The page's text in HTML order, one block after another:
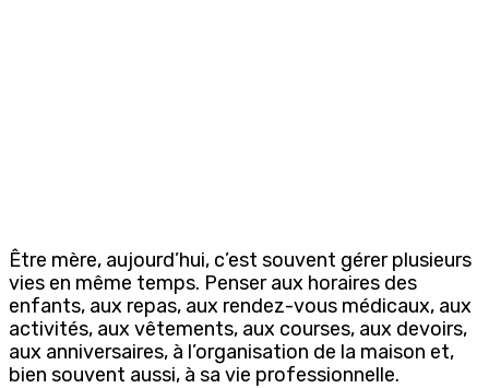
Être mère, aujourd’hui, c’est souvent gérer plusieurs
vies en même temps. Penser aux horaires des
enfants, aux repas, aux rendez-vous médicaux, aux
activités, aux vêtements, aux courses, aux devoirs,
aux anniversaires, à l’organisation de la maison et,
bien souvent aussi, à sa vie professionnelle.